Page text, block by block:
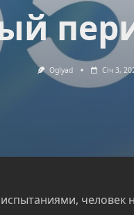
Oglyad Січ 3,
человек